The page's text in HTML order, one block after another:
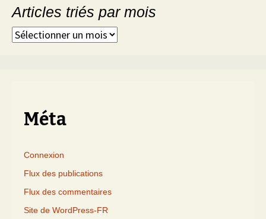
Articles triés par mois
Articles
Méta
Connexion
Flux des publications
Flux des commentaires
Site de WordPress-FR